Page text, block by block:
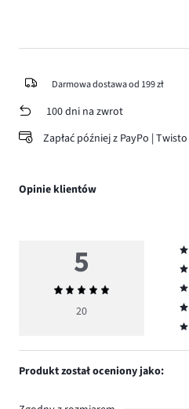
Darmowa dostawa od 199 zł
100 dni na zwrot
Zapłać później z PayPo | Twisto
Opinie klientów
5
Średnia
ocena
20
5,
16.
4,
3,
2,
1,
Produkt został oceniony jako: